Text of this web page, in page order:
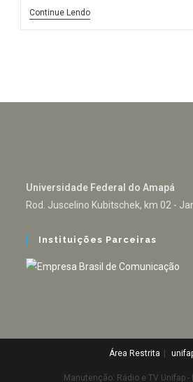
Continue Lendo
Universidade Federal do Amapá
Rod. Juscelino Kubitschek, km 02 -
Instituições Parceiras
Área Restrita
Manutenção: Rádio e TV Unifap -